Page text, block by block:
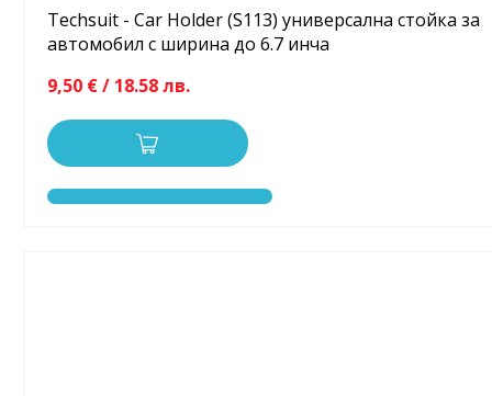
Techsuit - Car Holder (S113) универсална стойка за
автомобил с ширина до 6.7 инча
9,50 € / 18.58 лв.